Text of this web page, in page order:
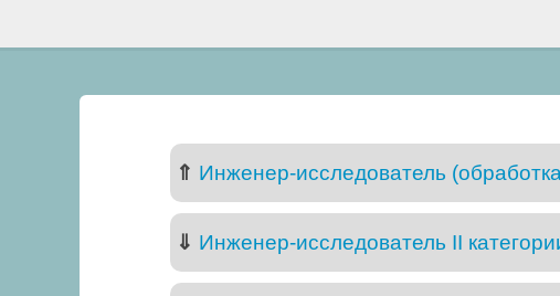
⇑ Инженер-исследователь
⇓ Инженер-исследователь II